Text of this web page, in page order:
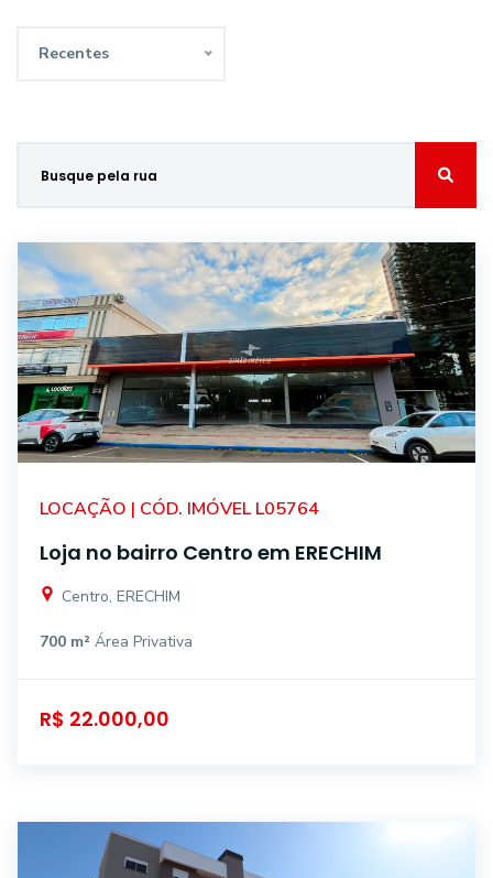
Recentes
LOCAÇÃO | CÓD. IMÓVEL L05764
Loja no bairro Centro em ERECHIM
Centro, ERECHIM
700 m² Área Privativa
R$ 22.000,00